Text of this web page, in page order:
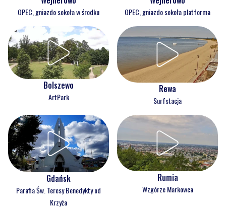
OPEC, gniazdo sokoła w środku OPEC, gniazdo sokoła platforma
Bolszewo
ArtPark
Rewa
Surfstacja
Gdańsk
Parafia Św. Teresy Benedykty od
Krzyża
Rumia
Wzgórze Markowca